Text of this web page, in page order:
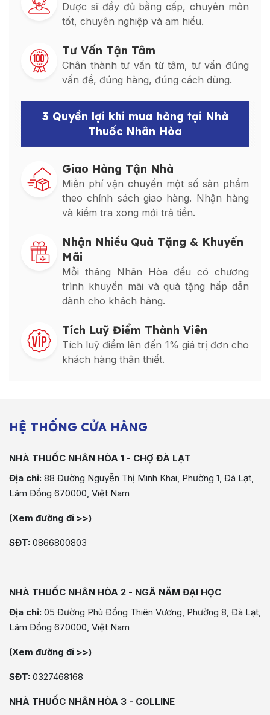
Dược sĩ đầy đủ bằng cấp, chuyên môn
tốt, chuyên nghiệp và am hiểu.
Tư Vấn Tận Tâm
Chân thành tư vấn từ tâm, tư vấn đúng
vấn đề, đúng hàng, đúng cách dùng.
3 Quyền lợi khi mua hàng tại Nhà
Thuốc Nhân Hòa
Giao Hàng Tận Nhà
Miễn phí vận chuyển một số sản phẩm
theo chính sách giao hàng. Nhận hàng
và kiểm tra xong mới trả tiền.
Nhận Nhiều Quà Tặng & Khuyến
Mãi
Mỗi tháng Nhân Hòa đều có chương
trình khuyến mãi và quà tặng hấp dẫn
dành cho khách hàng.
Tích Luỹ Điểm Thành Viên
Tích luỹ điểm lên đến 1% giá trị đơn cho
khách hàng thân thiết.
HỆ THỐNG CỬA HÀNG
NHÀ THUỐC NHÂN HÒA 1 - CHỢ ĐÀ LẠT
Địa chỉ: 88 Đường Nguyễn Thị Minh Khai, Phường 1, Đà Lạt,
Lâm Đồng 670000, Việt Nam
(Xem đường đi >>)
SĐT: 0866800803
NHÀ THUỐC NHÂN HÒA 2 - NGÃ NĂM ĐẠI HỌC
Địa chỉ: 05 Đường Phù Đổng Thiên Vương, Phường 8, Đà Lạt,
Lâm Đồng 670000, Việt Nam
(Xem đường đi >>)
SĐT: 0327468168
NHÀ THUỐC NHÂN HÒA 3 - COLLINE